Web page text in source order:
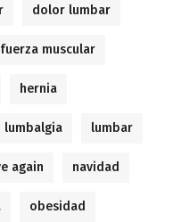
dolor lumbar
fuerza muscular
hernia
lumbalgia lumbar
again navidad
obesidad